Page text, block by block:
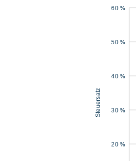
20 %
30 %
40 %
50 %
60 %
Steuersatz